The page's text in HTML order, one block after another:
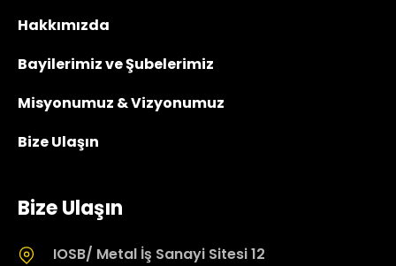
Hakkımızda
Bayilerimiz ve Şubelerimiz
Misyonumuz & Vizyonumuz
Bize Ulaşın
Bize Ulaşın
IOSB/ Metal İş Sanayi Sitesi 12